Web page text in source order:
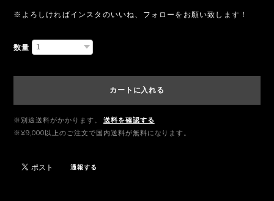
※よろしければインスタのいいね、フォローをお願い致します！
数量
カートに入れる
※別途送料がかかります。
送料を確認する
※¥9,000以上のご注文で国内送料が無料になります。
通報する